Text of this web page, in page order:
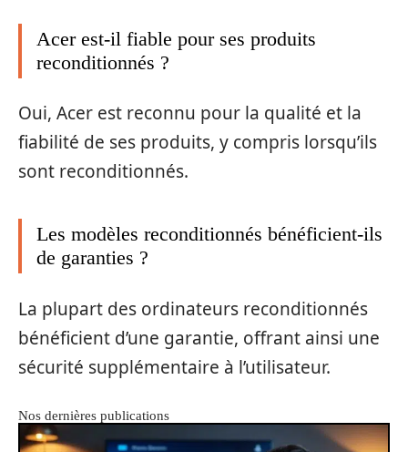
Acer est-il fiable pour ses produits
reconditionnés ?
Oui, Acer est reconnu pour la qualité et la
fiabilité de ses produits, y compris lorsqu’ils
sont reconditionnés.
Les modèles reconditionnés bénéficient-ils
de garanties ?
La plupart des ordinateurs reconditionnés
bénéficient d’une garantie, offrant ainsi une
sécurité supplémentaire à l’utilisateur.
Nos dernières publications